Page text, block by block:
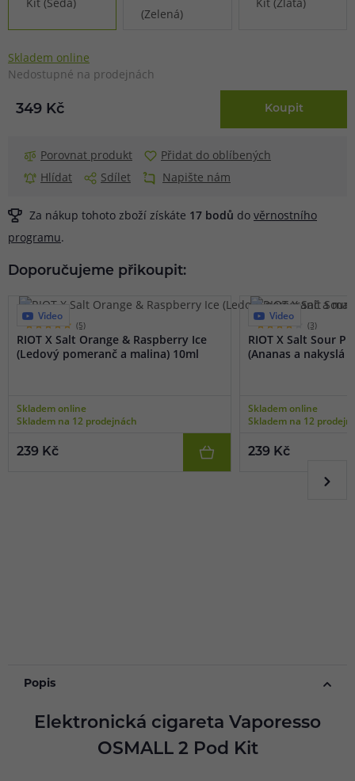
Skladem online
Nedostupné na prodejnách
349 Kč Koupit
Porovnat produkt
Přidat do oblíbených
Hlídat
Sdílet Napište nám
Za nákup tohoto zboží získáte 17 bodů do věrnostního
programu.
Doporučujeme přikoupit:
Video
(5)
RIOT X Salt Orange & Raspberry Ice
(Ledový pomeranč a malina) 10ml
Skladem online
Skladem na 12 prodejnách
239 Kč
Video
(3)
RIOT X Salt Sour
(Ananas a nakyslá
Skladem online
Skladem na 12
239 Kč
Popis
Elektronická cigareta Vaporesso
OSMALL 2 Pod Kit